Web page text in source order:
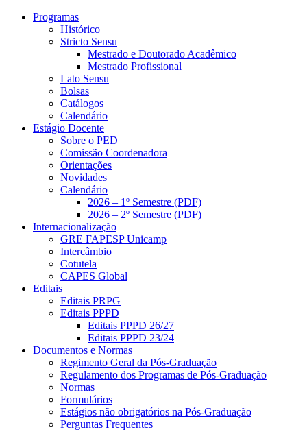
Programas
Histórico
Stricto Sensu
Mestrado e Doutorado Acadêmico
Mestrado Profissional
Lato Sensu
Bolsas
Catálogos
Calendário
Estágio Docente
Sobre o PED
Comissão Coordenadora
Orientações
Novidades
Calendário
2026 – 1º Semestre (PDF)
2026 – 2º Semestre (PDF)
Internacionalização
GRE FAPESP Unicamp
Intercâmbio
Cotutela
CAPES Global
Editais
Editais PRPG
Editais PPPD
Editais PPPD 26/27
Editais PPPD 23/24
Documentos e Normas
Regimento Geral da Pós-Graduação
Regulamento dos Programas de Pós-Graduação
Normas
Formulários
Estágios não obrigatórios na Pós-Graduação
Perguntas Frequentes